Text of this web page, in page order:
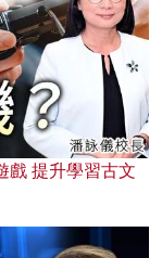
戲 提升學習古文